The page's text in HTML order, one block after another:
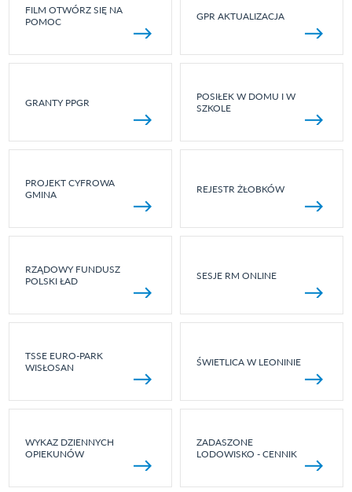
FILM OTWÓRZ SIĘ NA
POMOC
GPR AKTUALIZACJA
GRANTY PPGR
POSIŁEK W DOMU I W
SZKOLE
PROJEKT CYFROWA
GMINA
REJESTR ŻŁOBKÓW
RZĄDOWY FUNDUSZ
POLSKI ŁAD
SESJE RM ONLINE
TSSE EURO-PARK
WISŁOSAN
ŚWIETLICA W LEONINIE
WYKAZ DZIENNYCH
OPIEKUNÓW
ZADASZONE
LODOWISKO - CENNIK